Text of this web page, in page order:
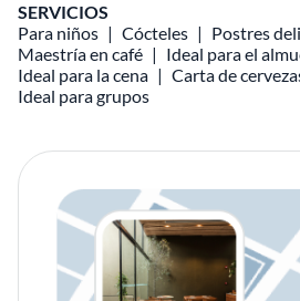
SERVICIOS
Para niños
Cócteles
Postres
Maestría en café
Ideal para el
Ideal para la cena
Carta de
Ideal para grupos